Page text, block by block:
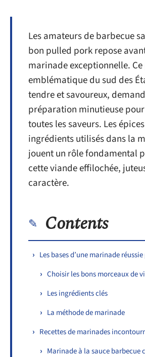
Les amateurs de barbecue
bon pulled pork repose
marinade exceptionnelle.
emblématique du sud des
tendre et savoureux,
préparation minutieuse
toutes les saveurs. Les
ingrédients utilisés dans la
jouent un rôle fondamental
cette viande effilochée,
caractère.
Contents
Les bases d’une marinade
Choisir les bons morceaux de
Les ingrédients clés
La méthode de marinade
Recettes de marinades
Marinade à la sauce barbecue